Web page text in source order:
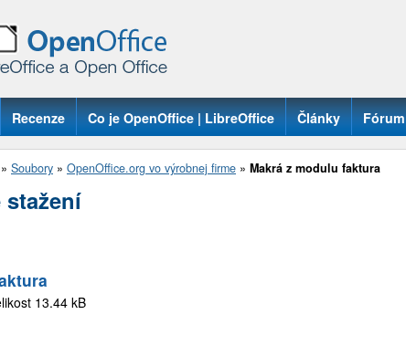
Recenze Co je OpenOffice | LibreOffice Články Fórum
» Soubory » OpenOffice.org vo výrobnej firme » Makrá z modulu faktura
stažení
13.44 kB